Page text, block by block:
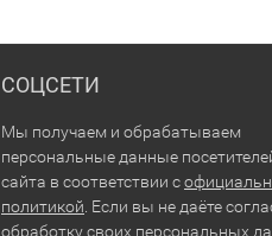
СОЦСЕТИ
Мы получаем и обрабатываем
персональные данные
сайта в соответствии с
политикой . Если вы не даёте
обработку своих персональных